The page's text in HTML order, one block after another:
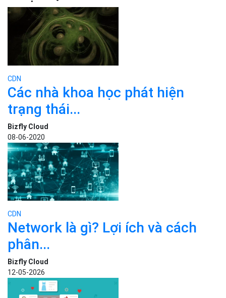
ĐƯỢC QUAN TÂM
CDN
Các nhà khoa học phát hiện
trạng thái...
Bizfly Cloud
08-06-2020
trang web hoặc dịch vụ,...
Trước 5 6 7
Trang